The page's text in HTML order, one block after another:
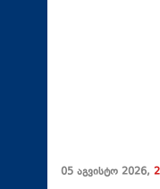
05 აგვისტო 2026,